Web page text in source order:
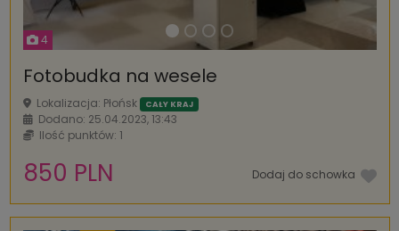
4
Fotobudka na wesele
Lokalizacja: Płońsk CAŁY KRAJ
Dodano: 25.04.2023, 13:43
Ilość punktów: 1
850 PLN Dodaj do schowka